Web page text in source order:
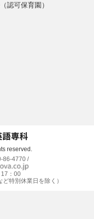
認可保育園）
reserved.
86-4770 /
：00
特別休業日を除く）